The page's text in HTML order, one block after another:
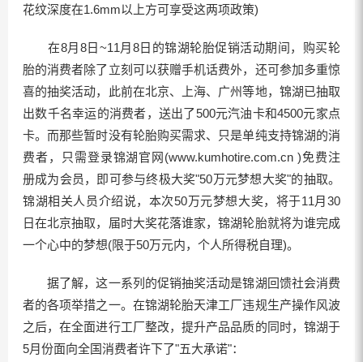
花纹深度在1.6mm以上方可享受这两项政策)
在8月8日~11月8日的锦湖轮胎促销活动期间，购买轮
胎的消费者除了立刻可以获赠手机话费外，还可参加多重惊
喜的抽奖活动，此前在北京、上海、广州等地，锦湖已抽取
出数千名幸运的消费者，送出了500元汽油卡和4500元家点
卡。而那些暂时没有轮胎购买需求、只是单纯支持锦湖的消
费者，只需登录锦湖官网(www.kumhotire.com.cn )免费注
册成为会员，即可参与终极大奖"50万元梦想大奖"的抽取。
锦湖相关人员介绍说，本次50万元梦想大奖，将于11月30
日在北京抽取，届时大奖花落谁家，锦湖轮胎就将为谁完成
一个心中的梦想(限于50万元内，个人所得税自理)。
据了解，这一系列的促销抽奖活动是锦湖回馈社会消费
者的各项举措之一。在锦湖轮胎天津工厂违规生产操作风波
之后，在全面进行工厂整改，提升产品品质的同时，锦湖于
5月份面向全国消费者许下了"五大承诺"：